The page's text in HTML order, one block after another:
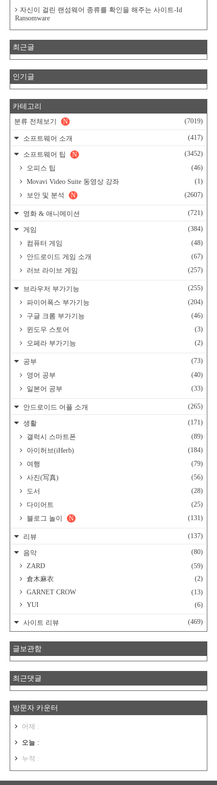
자신이 걸린 랜섬웨어 종류를 확인을 해주는 사이트-Id
Ransomware
최근글
인기글
카테고리
분류 전체보기 (7019)
N
소프트웨어 소개 (417)
소프트웨어 팁 (3452)
N
오피스 팁
(46)
Movavi Video Suite 동영상 강좌
(1)
보안 및 분석
(2607)
N
영화 & 애니메이션 (721)
게임
(384)
컴퓨터 게임
(48)
안드로이드 게임 소개
(67)
러브 라이브 게임
(257)
브라우저 부가기능
(255)
파이어폭스 부가기능
(204)
구글 크롬 부가기능
(46)
윈도우 스토어
(3)
오페라 부가기능
(2)
공부
(73)
영어 공부
(40)
일본어 공부
(33)
안드로이드 어플 소개 (265)
생활
(171)
갤럭시 스마트폰
(89)
아이허브(iHerb)
(184)
여행
(79)
사진(写真)
(56)
도서
(28)
다이어트
(25)
블로그 놀이
(131)
N
리뷰 (137)
음악
(80)
ZARD
(59)
倉木麻衣
(2)
GARNET CROW
(13)
YUI
(6)
사이트 리뷰 (469)
글보관함
최근댓글
방문자 카운터
어제 :
오늘 :
누적 :